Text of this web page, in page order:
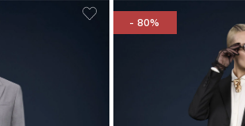
- 80%